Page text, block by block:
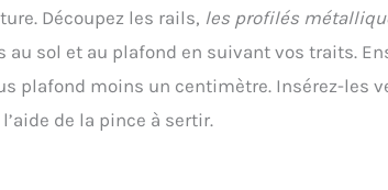
Découpez les rails, les profilés
au sol et au plafond en suivant vos traits.
plafond moins un centimètre. Insérez-les
de la pince à sertir.